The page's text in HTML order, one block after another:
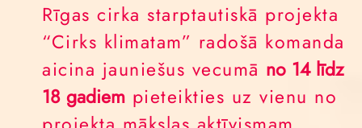
Rīgas cirka starptautiskā projekta
“Cirks klimatam” radošā komanda
aicina jauniešus vecumā no 14 līdz
18 gadiem pieteikties uz vienu no